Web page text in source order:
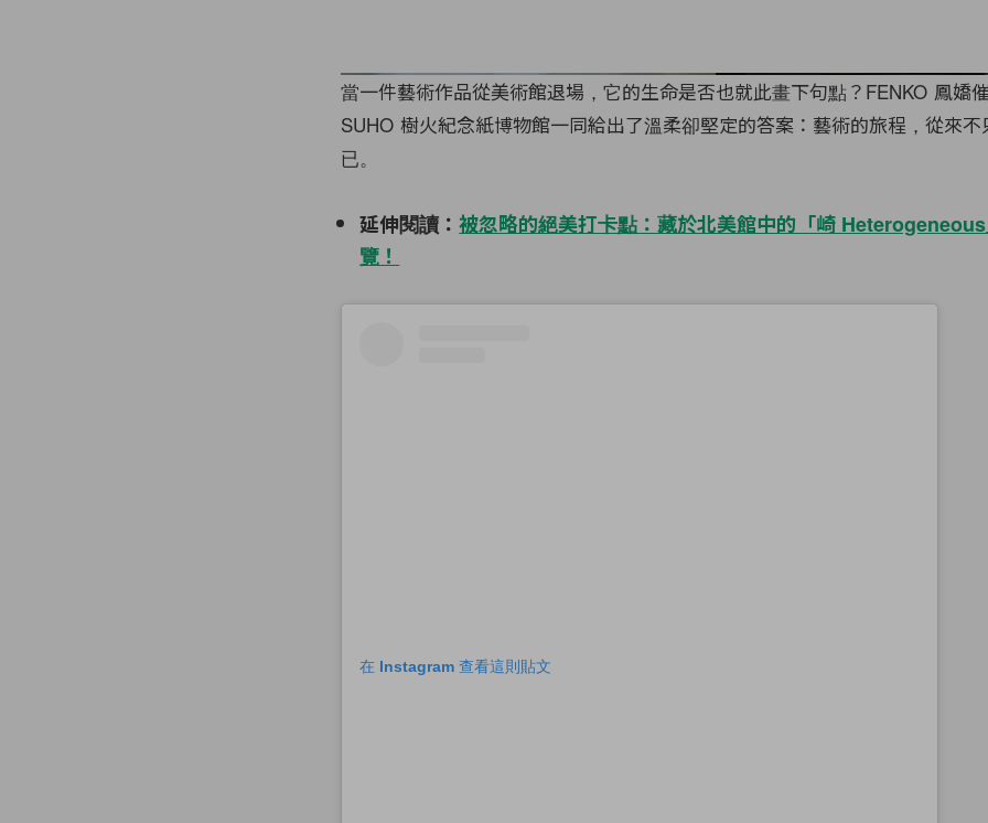
當一件藝術作品從美術館退場，它的生命是否也就此畫下句點？FENKO 鳳嬌
SUHO 樹火紀念紙博物館一同給出了溫柔卻堅定的答案：藝術的旅程，從來不
已。
延伸閱讀：被忽略的絕美打卡點：藏於北美館中的「崎
覽！
在 Instagram 查看這則貼文